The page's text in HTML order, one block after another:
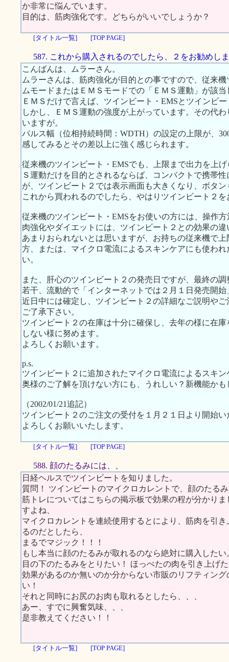
か非常に悩んでいます。
目的は、筋肉強化です。どちらがいいでしょうか？
[タイトル一覧] [TOP PAGE]
587. これから購入されるのでしたら、２をお勧めし
こんばんは、ムラーさん。
ムラーさんは、筋肉強化が目的との事ですので、従来
ムモードまたはＥＭＳモードでの「ＥＭＳ運動」が該当
ＥＭＳだけで言えば、ツインビート・EMSとツインビ
しかし、ＥＭＳ運動の強度が上がっています。その代
いますが。
パルス幅（位相持続時間：WDTH）の設定の上限が、
感してみるとその差以上に強く感じられます。
従来機のツインビート・EMSでも、上限まで出力を上
Ｓ運動だけを目的とされるならば、コンパクトで携帯
が、ツインビート２では表示画面も大きくなり、ボタ
これから買われるのでしたら、やはりツインビート２
従来機のツインビート・EMSをお使いの方には、操作
肉強化やダイエットには、ツインビート２との効果の
あまりおられないとは思いますが、お持ちの従来機で
方、または、マイクロ電流によるスキンケアにも使わ
い。
また、肝心のツインビート２の発売日ですが、最終の
若干、流動的で「インターネットでは２月１日発売開
近日中には確定し、ツインビート２の詳細なご説明や
ご了承下さい。
ツインビート２の在庫は十分に確保し、去年の様に在
しない様に努めます。
よろしくお願います。
p.s.
ツインビート２に追加されたマイクロ電流によるスキ
奥様のご了解を頂けない方にも、うれしい？新機能かも
（2002/01/21追記）
ツインビート２のご注文の受付を１月２１日より開始い
よろしくお願いいたします。
[タイトル一覧] [TOP PAGE]
588. 顔のたるみには、、
日経ヘルスでツインビートを知りました。
質問！ ツインビートのマイクロカレントで、顔のたる
筋トレについてはこちらの掲示板で効果の程が分かり
すよね、
マイクロカレントを連続使用するとにより、筋肉を引
るのだとしたら、
まるでマジック！！！
もし本当に顔のたるみが取れるのなら絶対に購入したい
目の下のたるみをとりたい！ ほっぺたの肉を引き上げ
効果があるのか無いのか分からない市販のリフティン
い！
それと同時にお尻のお肉も取れるとしたら、、、
あー、すでに興奮気味、、、
是非教えてください！！
[タイトル一覧] [TOP PAGE]